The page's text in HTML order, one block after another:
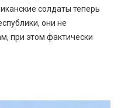
солдаты теперь
они не
при этом фактически